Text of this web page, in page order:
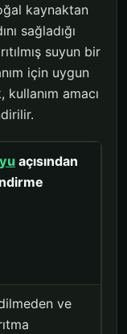
kaynaktan
sağladığı
suyun bir
için uygun
amacı
açısından
ve